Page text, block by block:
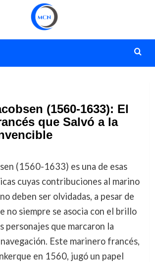
(1560-1633): El
que Salvó a la
(1560-1633) es una de esas
cuyas contribuciones al marino
deben ser olvidadas, a pesar de
no siempre se asocia con el brillo
personajes que marcaron la
Este marinero francés,
en 1560, jugó un papel